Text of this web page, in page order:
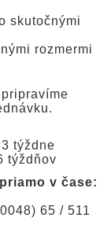
skutočnými
rozmermi
týždne
týždňov
v čase:
65 / 511